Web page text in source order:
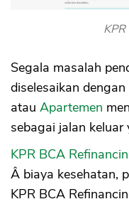
Segala masalah
diselesaikan
atau Apartemen
sebagai jalan
KPR BCA
Â biaya kesehatan,
KPR BCA